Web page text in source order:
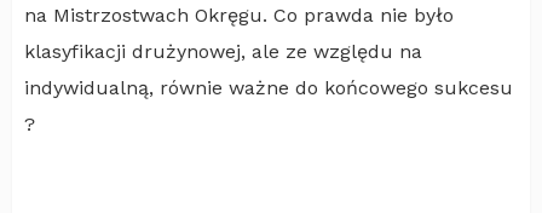
na Mistrzostwach Okręgu. Co prawda nie było
klasyfikacji drużynowej, ale ze względu na
indywidualną, równie ważne do końcowego sukcesu
?